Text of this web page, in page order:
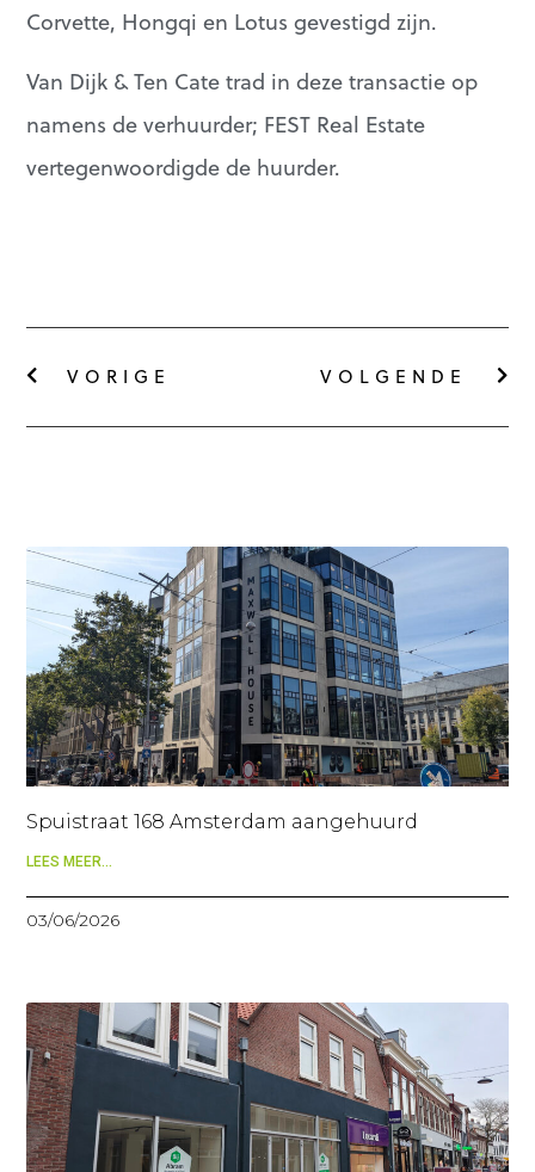
Corvette, Hongqi en Lotus gevestigd zijn.
Van Dijk & Ten Cate trad in deze transactie op
namens de verhuurder; FEST Real Estate
vertegenwoordigde de huurder.
VORIGE VOLGENDE
Spuistraat 168 Amsterdam aangehuurd
LEES MEER...
03/06/2026